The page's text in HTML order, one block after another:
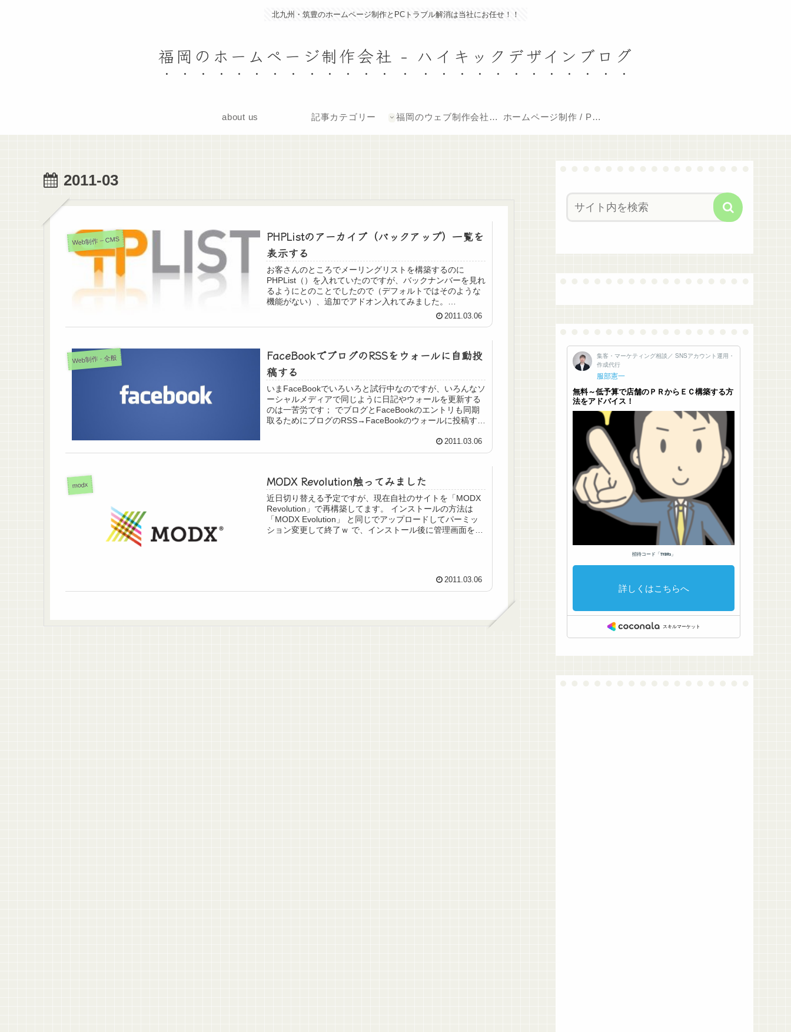
北九州・筑豊のホームページ制作とPCトラブル解消は当社にお任せ！！
福岡のホームページ制作会社 - ハイキックデザインブログ
about us 記事カテゴリー 福岡のウェブ制作会社ハ ホームページ制作 / PC
2011-03
Web制作 – CMS
PHPListのアーカイブ（バックアップ）一覧を
表示する
お客さんのところでメーリングリストを構築するのに
PHPList（）を入れていたのですが、バックナンバーを見れ
るようにとのことでしたので（デフォルトではそのような
機能がない）、追加でアドオン入れてみました。
2011.03.06
Web制作 - 全般
FaceBookでブログのRSSをウォールに自動投
稿する
いまFaceBookでいろいろと試行中なのですが、いろんなソ
ーシャルメディアで同じように日記やウォールを更新する
のは一苦労です； でブログとFaceBookのエントリも同期
取るためにブログのRSS→FaceBookのウォールに投稿する
2011.03.06
modx MODX Revolution触ってみました
近日切り替える予定ですが、現在自社のサイトを「MODX
Revolution」で再構築してます。 インストールの方法は
「MODX Evolution」 と同じでアップロードしてパーミッ
ション変更して終了ｗ で、インストール後に管理画面を
2011.03.06